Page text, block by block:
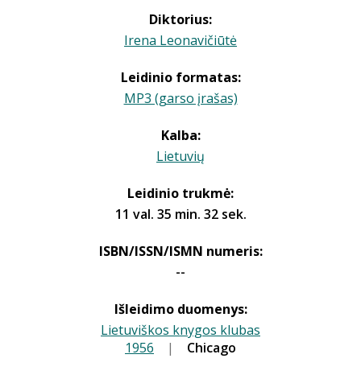
Diktorius:
Irena Leonavičiūtė
Leidinio formatas:
MP3 (garso įrašas)
Kalba:
Lietuvių
Leidinio trukmė:
11 val. 35 min. 32 sek.
ISBN/ISSN/ISMN numeris:
--
Išleidimo duomenys:
Lietuviškos knygos klubas
1956 | Chicago